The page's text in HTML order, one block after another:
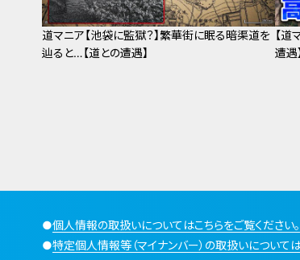
道マニア【池袋に監獄？】繁華街に眠る暗渠道を
辿ると…【道との遭遇】
【
遭遇】
●個人情報の取扱いについてはこちらをご覧ください。
●特定個人情報等（マイナンバー）の取扱いについては